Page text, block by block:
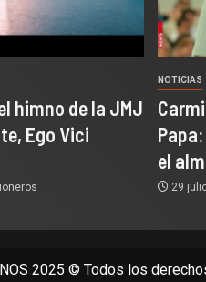
himno de la JMJ
Ego Vici
NOTICIAS
el
29
2025 © Todos los